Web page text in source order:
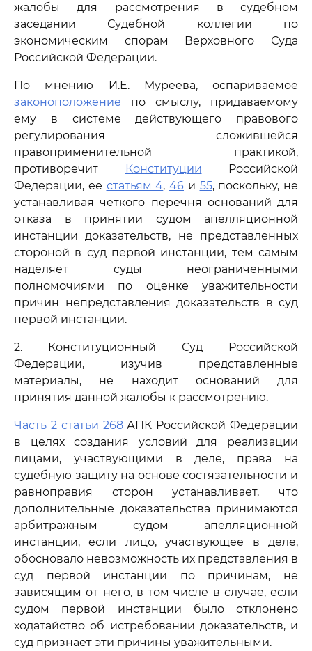
жалобы для рассмотрения в судебном
заседании Судебной коллегии по
экономическим спорам Верховного Суда
Российской Федерации.
По мнению И.Е. Муреева, оспариваемое
законоположение по смыслу, придаваемому
ему в системе действующего правового
регулирования сложившейся
правоприменительной практикой,
противоречит
Конституции Российской
Федерации, ее статьям 4, 46 и 55, поскольку, не
устанавливая четкого перечня оснований для
отказа в принятии судом апелляционной
инстанции доказательств, не представленных
стороной в суд первой инстанции, тем самым
наделяет суды неограниченными
полномочиями по оценке уважительности
причин непредставления доказательств в суд
первой инстанции.
2. Конституционный Суд Российской
Федерации, изучив представленные
материалы, не находит оснований для
принятия данной жалобы к рассмотрению.
Часть 2 статьи 268АПК Российской Федерации
в целях создания условий для реализации
лицами, участвующими в деле, права на
судебную защиту на основе состязательности и
равноправия сторон устанавливает, что
дополнительные доказательства принимаются
арбитражным судом апелляционной
инстанции, если лицо, участвующее в деле,
обосновало невозможность их представления в
суд первой инстанции по причинам, не
зависящим от него, в том числе в случае, если
судом первой инстанции было отклонено
ходатайство об истребовании доказательств, и
суд признает эти причины уважительными.